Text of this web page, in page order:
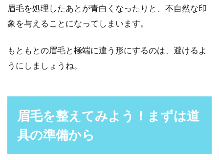
えたい時に気をつけること
ても下がりすぎてもダサい。」「細すぎるとチ
くす方法をご紹介！
最近の若者は食生活の違いからか、それとも生
まれつきなのか、小顔で顔もシュッと細く、カ
眉毛を処理したあとが青白くなったりと、不自然な印
象を与えることになってしまいます。
もともとの眉毛と極端に違う形にするのは、避けるよ
うにしましょうね。
眉毛を整えてみよう！まずは道
具の準備から